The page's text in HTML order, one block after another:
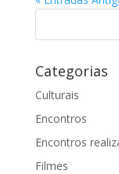
Categorias
Culturais
Encontros
Encontros
Filmes